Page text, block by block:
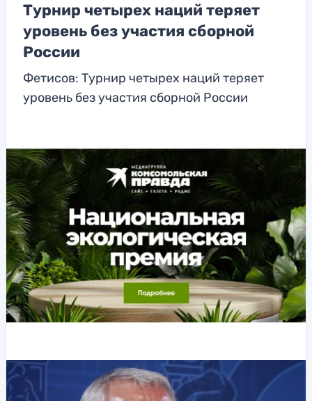
Турнир четырех наций теряет
уровень без участия сборной
России
Фетисов: Турнир четырех наций теряет
уровень без участия сборной России